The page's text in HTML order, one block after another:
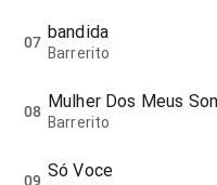
07 bandida
Barrerito
08 Mulher Dos Meus
Barrerito
09 Só Voce